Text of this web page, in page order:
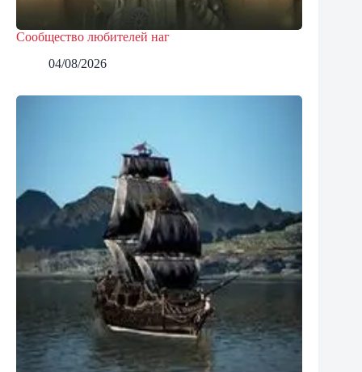
Сообщество любителей наг
04/08/2026